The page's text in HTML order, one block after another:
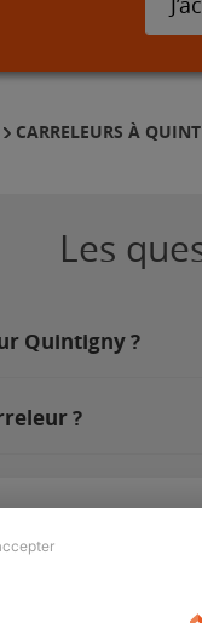
CARRELEURS À
Les
Quintigny ?
?
Revue de